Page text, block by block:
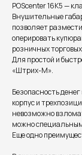
POScenter 16K5 —
Внушительные
позволяет
оперировать
розничных
Для простой и
«Штрих-М».
Безопасность
корпус и
невозможно
можно
Еще одно